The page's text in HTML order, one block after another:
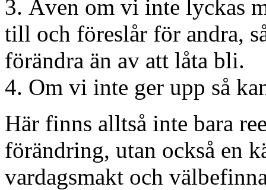
3. Även om vi inte lyckas
till och föreslår för andra,
förändra än av att låta bli.
4. Om vi inte ger upp så
Här finns alltså inte bara
förändring, utan också en
vardagsmakt och